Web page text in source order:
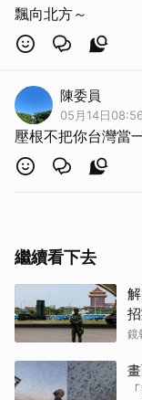
飄向北方～
陳委員
05月14日08:56
壓根不把你台灣當
繼續看下去
鏡